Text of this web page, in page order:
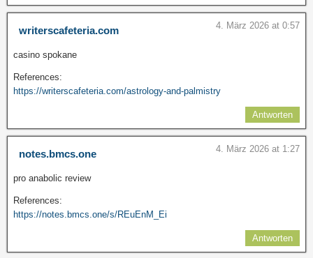
writerscafeteria.com 4. März 2026 at 0:57
casino spokane
References:
https://writerscafeteria.com/astrology-and-palmistry
Antworten
notes.bmcs.one 4. März 2026 at 1:27
pro anabolic review
References:
https://notes.bmcs.one/s/REuEnM_Ei
Antworten